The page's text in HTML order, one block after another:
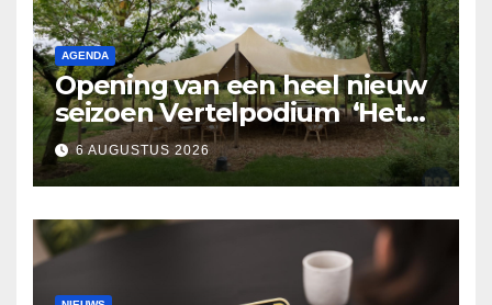
AGENDA
Opening van een heel nieuw
seizoen Vertelpodium ‘Het
Lopende Vuur’. Landelijke
verhalen in Bomentuin D’n
Hooidonk
6 AUGUSTUS 2026